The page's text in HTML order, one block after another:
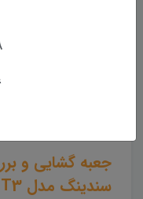
جعبه گشایی جی
جعبه گشایی و
سندینگ مدل Venus T3